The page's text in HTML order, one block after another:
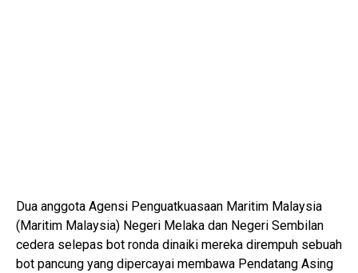
Dua anggota Agensi Penguatkuasaan Maritim Malaysia
(Maritim Malaysia) Negeri Melaka dan Negeri Sembilan
cedera selepas bot ronda dinaiki mereka dirempuh sebuah
bot pancung yang dipercayai membawa Pendatang Asing